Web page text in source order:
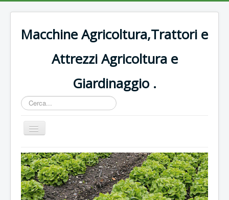
Macchine Agricoltura,Trattori e
Attrezzi Agricoltura e
Giardinaggio .
Cerca...
Cambia
navigazione
Home
Decespugliatori Oleomac
Rasaerba